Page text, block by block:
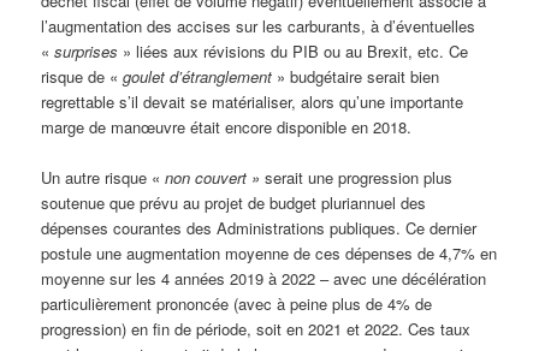
l’augmentation des accises sur les carburants, à d’éventuelles
«surprises » liées aux révisions du PIB ou au Brexit, etc. Ce
risque de «goulet d’étranglement » budgétaire serait bien
regrettable s’il devait se matérialiser, alors qu’une importante
marge de manœuvre était encore disponible en 2018.
Un autre risque «non couvert » serait une progression plus
soutenue que prévu au projet de budget pluriannuel des
dépenses courantes des Administrations publiques. Ce dernier
postule une augmentation moyenne de ces dépenses de 4,7% en
moyenne sur les 4 années 2019 à 2022 – avec une décélération
particulièrement prononcée (avec à peine plus de 4% de
progression) en fin de période, soit en 2021 et 2022. Ces taux